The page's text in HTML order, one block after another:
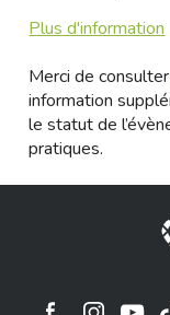
Plus d'information
Merci de
information
le statut de
pratiques.